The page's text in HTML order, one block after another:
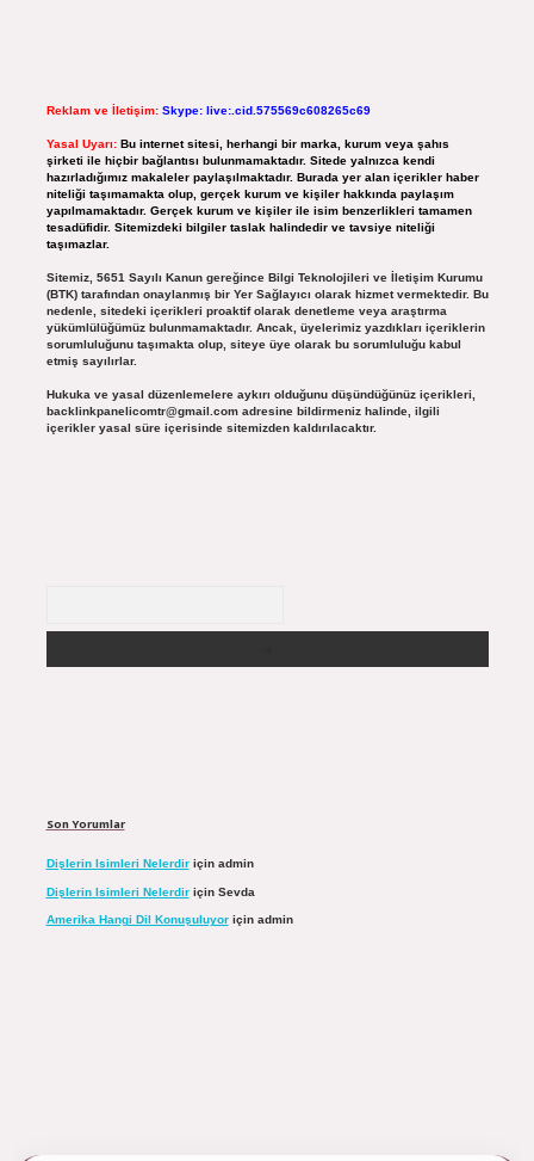
Reklam ve İletişim: Skype: live:.cid.575569c608265c69
Yasal Uyarı: Bu internet sitesi, herhangi bir marka, kurum veya şahıs
şirketi ile hiçbir bağlantısı bulunmamaktadır. Sitede yalnızca kendi
hazırladığımız makaleler paylaşılmaktadır. Burada yer alan içerikler haber
niteliği taşımamakta olup, gerçek kurum ve kişiler hakkında paylaşım
yapılmamaktadır. Gerçek kurum ve kişiler ile isim benzerlikleri tamamen
tesadüfidir. Sitemizdeki bilgiler taslak halindedir ve tavsiye niteliği
taşımazlar.
Sitemiz, 5651 Sayılı Kanun gereğince Bilgi Teknolojileri ve İletişim Kurumu
(BTK) tarafından onaylanmış bir Yer Sağlayıcı olarak hizmet vermektedir. Bu
nedenle, sitedeki içerikleri proaktif olarak denetleme veya araştırma
yükümlülüğümüz bulunmamaktadır. Ancak, üyelerimiz yazdıkları içeriklerin
sorumluluğunu taşımakta olup, siteye üye olarak bu sorumluluğu kabul
etmiş sayılırlar.
Hukuka ve yasal düzenlemelere aykırı olduğunu düşündüğünüz içerikleri,
backlinkpanelicomtr@gmail.comadresine bildirmeniz halinde, ilgili
içerikler yasal süre içerisinde sitemizden kaldırılacaktır.
Son Yorumlar
Dişlerin Isimleri Nelerdiriçin admin
Dişlerin Isimleri Nelerdiriçin Sevda
Amerika Hangi Dil Konuşuluyoriçin admin